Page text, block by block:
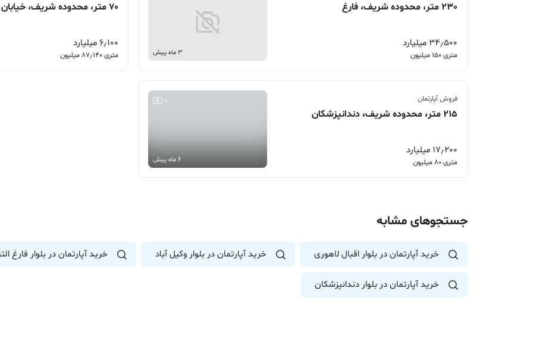
230 متر، محدوده شریف، فارغ
34٫500 میلیارد
متری 150 میلیون 3 ماه پیش
70 متر، محدوده شریف، خیابان تربیت
6٫100 میلیارد
متری 87٫140 میلیون
فروش آپارتمان
215 متر، محدوده شریف، دندانپزشکان
17٫200 میلیارد
متری 80 میلیون
1
6 ماه پیش
جستجوهای مشابه
خرید آپارتمان در بلوار اقبال لاهوری خرید آپارتمان در بلوار وکیل آباد خرید آپارتمان در بلوار فارغ
خرید آپارتمان در بلوار دندانپزشکان